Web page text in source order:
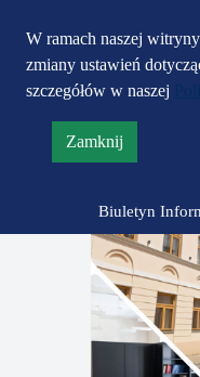
W ramach naszej
zmiany ustawień
szczegółów w naszej
Zamknij
informację
polityce
prywatności
Biuletyn